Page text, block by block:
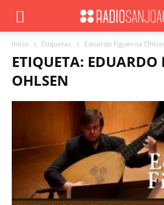
Inicio Etiquetas Eduardo Figueroa
ETIQUETA: EDUARDO
OHLSEN